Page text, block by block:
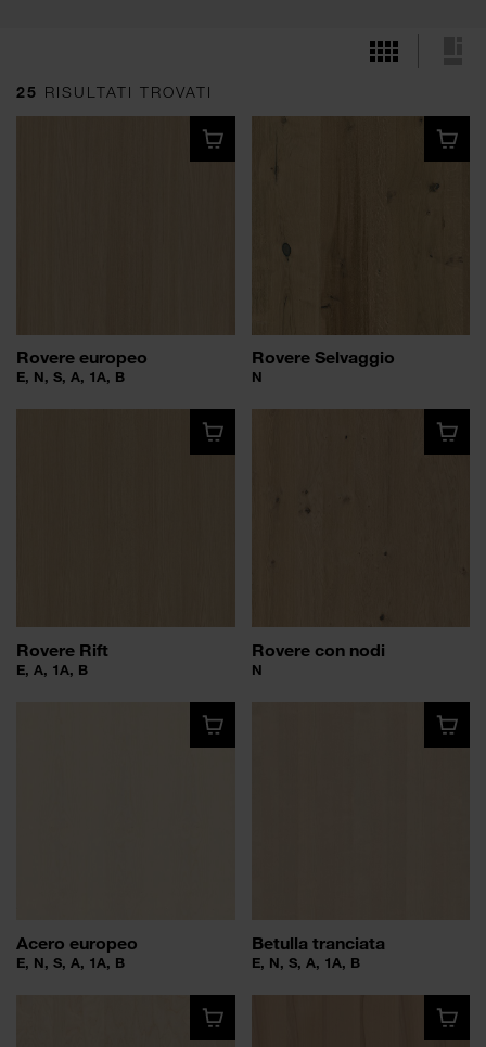
25 RISULTATI TROVATI
Rovere europeo
E, N, S, A, 1A, B
Rovere Selvaggio
N
Rovere Rift
E, A, 1A, B
Rovere con nodi
N
Acero europeo
E, N, S, A, 1A, B
Betulla tranciata
E, N, S, A, 1A, B